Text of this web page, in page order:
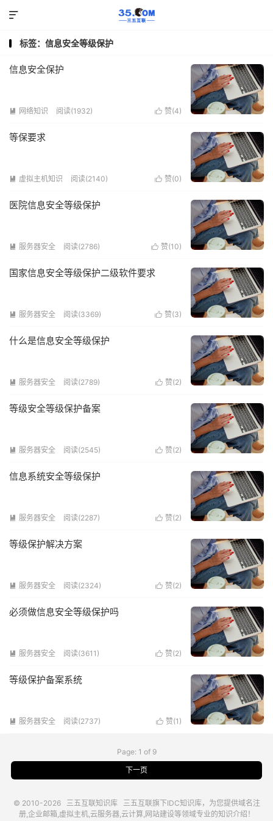

标签：信息安全等级保护
信息安全保护
 网络知识 阅读(1932)  赞(4)
等保要求
 虚拟主机知识 阅读(2140)  赞(0)
医院信息安全等级保护
 服务器安全 阅读(2786)  赞(10)
国家信息安全等级保护二级软件要求
 服务器安全 阅读(3369)  赞(3)
什么是信息安全等级保护
 服务器安全 阅读(2789)  赞(2)
等级安全等级保护备案
 服务器安全 阅读(2545)  赞(2)
信息系统安全等级保护
 服务器安全 阅读(2287)  赞(2)
等级保护解决方案
 服务器安全 阅读(2324)  赞(2)
必须做信息安全等级保护吗
 服务器安全 阅读(3611)  赞(2)
等级保护备案系统
 服务器安全 阅读(2737)  赞(1 )
Page: 1 of 9
下一页
© 2010-2026 三五互联知识库 三五互联旗下IDC知识库，为您提供域名注
册,企业邮箱,虚拟主机,云服务器,云计算,网站建设等领域专业的知识介绍！